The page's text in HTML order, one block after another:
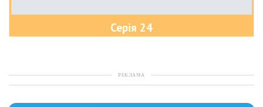
Серія 24
РЕКЛАМА